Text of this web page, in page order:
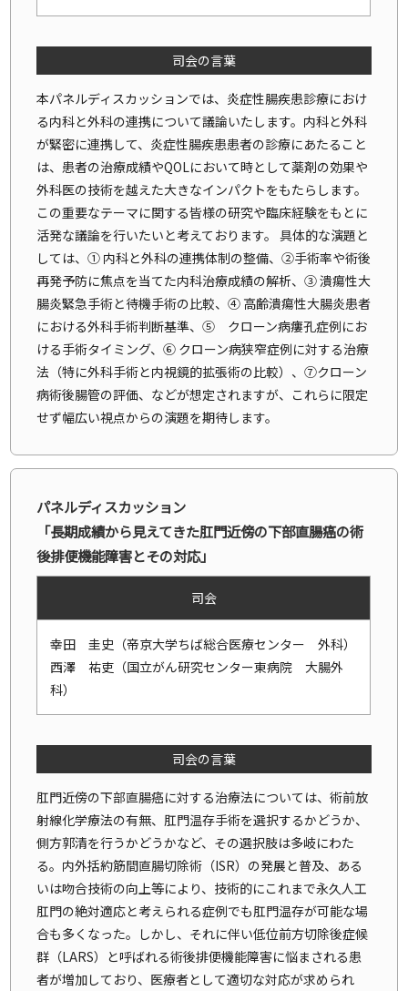
司会の言葉
本パネルディスカッションでは、炎症性腸疾患診療におけ
る内科と外科の連携について議論いたします。内科と外科
が緊密に連携して、炎症性腸疾患患者の診療にあたること
は、患者の治療成績やQOLにおいて時として薬剤の効果や
外科医の技術を越えた大きなインパクトをもたらします。
この重要なテーマに関する皆様の研究や臨床経験をもとに
活発な議論を行いたいと考えております。 具体的な演題と
しては、① 内科と外科の連携体制の整備、②手術率や術後
再発予防に焦点を当てた内科治療成績の解析、③ 潰瘍性大
腸炎緊急手術と待機手術の比較、④ 高齢潰瘍性大腸炎患者
における外科手術判断基準、⑤ クローン病瘻孔症例にお
ける手術タイミング、⑥ クローン病狭窄症例に対する治療
法（特に外科手術と内視鏡的拡張術の比較）、⑦クローン
病術後腸管の評価、などが想定されますが、これらに限定
せず幅広い視点からの演題を期待します。
パネルディスカッション
「長期成績から見えてきた肛門近傍の下部直腸癌の術
後排便機能障害とその対応」
司会
幸田 圭史（帝京大学ちば総合医療センター 外科）
西澤 祐吏（国立がん研究センター東病院 大腸外
科）
司会の言葉
肛門近傍の下部直腸癌に対する治療法については、術前放
射線化学療法の有無、肛門温存手術を選択するかどうか、
側方郭清を行うかどうかなど、その選択肢は多岐にわた
る。内外括約筋間直腸切除術（ISR）の発展と普及、ある
いは吻合技術の向上等により、技術的にこれまで永久人工
肛門の絶対適応と考えられる症例でも肛門温存が可能な場
合も多くなった。しかし、それに伴い低位前方切除後症候
群（LARS）と呼ばれる術後排便機能障害に悩まされる患
者が増加しており、医療者として適切な対応が求められ